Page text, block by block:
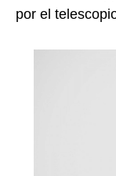
por el